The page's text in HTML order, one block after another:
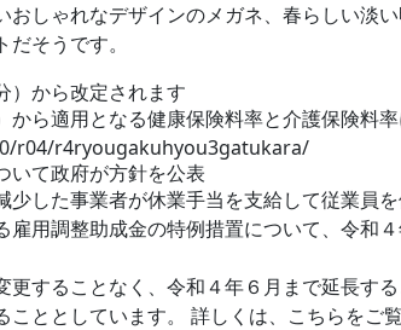
しゃれなデザインのメガネ、春らしい淡
そうです。
）から改定されます
ら適用となる健康保険料率と介護保険料率
r04/r4ryougakuhyou3gatukara/
いて政府が方針を公表
した事業者が休業手当を支給して従業員
用調整助成金の特例措置について、令和
することなく、令和４年６月まで延長す
ととしています。 詳しくは、こちらをご覧